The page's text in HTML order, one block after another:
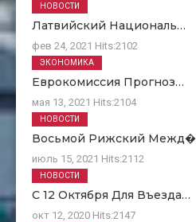
Латвийский Националь…
фев 24, 2021 Hits:2102
НОВОСТИ
Еврокомиссия Прогноз…
мая 13, 2021 Hits:2104
ЭКОНОМИКА
Восьмой Рижский
июль 15, 2021 Hits:2112
НОВОСТИ
С 12 Октября Для Въезда…
окт 12, 2020 Hits:2147
НОВОСТИ